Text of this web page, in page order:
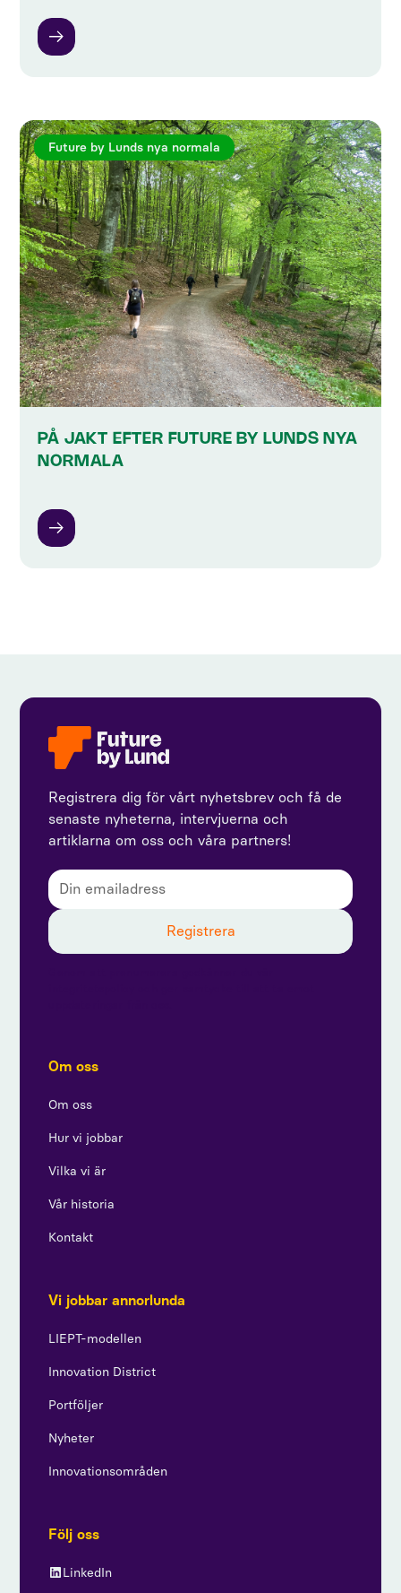
Future by Lunds nya normala
PÅ JAKT EFTER FUTURE BY LUNDS NYA
NORMALA
Registrera dig för vårt nyhetsbrev och få de
senaste nyheterna, intervjuerna och
artiklarna om oss och våra partners!
Om oss
Om oss
Hur vi jobbar
Vilka vi är
Vår historia
Kontakt
Vi jobbar annorlunda
LIEPT-modellen
Innovation District
Portföljer
Nyheter
Innovationsområden
Följ oss
LinkedIn